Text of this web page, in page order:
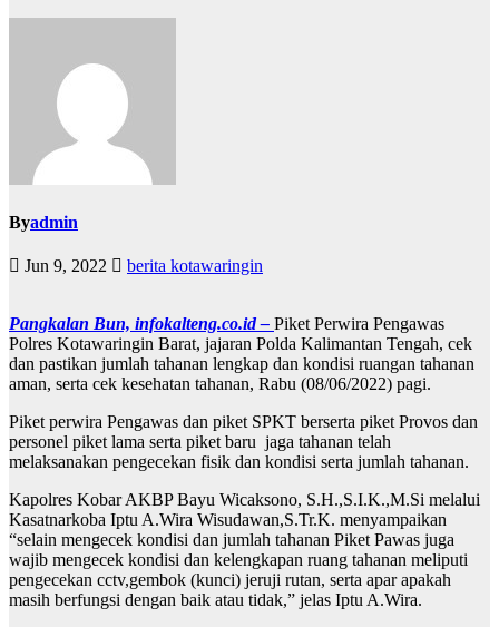
Byadmin
Jun 9, 2022 berita kotawaringin
Pangkalan Bun, infokalteng.co.id – Piket Perwira Pengawas
Polres Kotawaringin Barat, jajaran Polda Kalimantan Tengah, cek
dan pastikan jumlah tahanan lengkap dan kondisi ruangan tahanan
aman, serta cek kesehatan tahanan, Rabu (08/06/2022) pagi.
Piket perwira Pengawas dan piket SPKT berserta piket Provos dan
personel piket lama serta piket baru jaga tahanan telah
melaksanakan pengecekan fisik dan kondisi serta jumlah tahanan.
Kapolres Kobar AKBP Bayu Wicaksono, S.H.,S.I.K.,M.Si melalui
Kasatnarkoba Iptu A.Wira Wisudawan,S.Tr.K. menyampaikan
“selain mengecek kondisi dan jumlah tahanan Piket Pawas juga
wajib mengecek kondisi dan kelengkapan ruang tahanan meliputi
pengecekan cctv,gembok (kunci) jeruji rutan, serta apar apakah
masih berfungsi dengan baik atau tidak,” jelas Iptu A.Wira.